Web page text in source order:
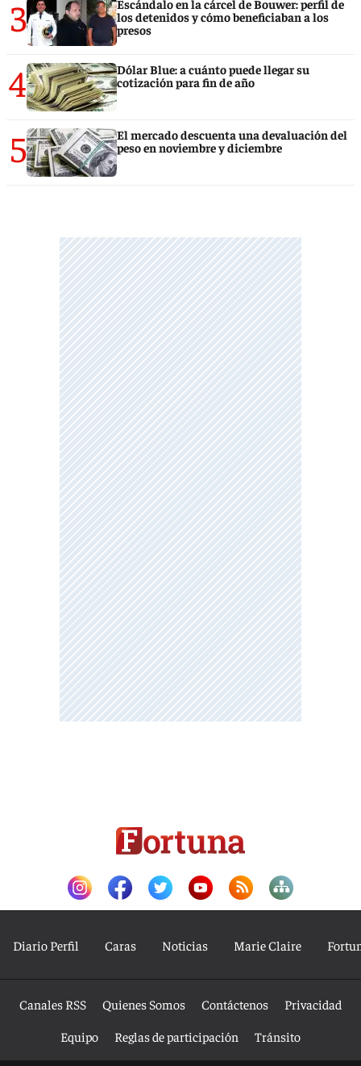
3
Escándalo en la cárcel de Bouwer: perfil de
los detenidos y cómo beneficiaban a los
presos
4
Dólar Blue: a cuánto puede llegar su
cotización para fin de año
5
El mercado descuenta una devaluación del
peso en noviembre y diciembre
Diario Perfil Caras Noticias Marie Claire
Canales RSS Quienes Somos Contáctenos
Privacidad
Equipo
Reglas de participación Tránsito